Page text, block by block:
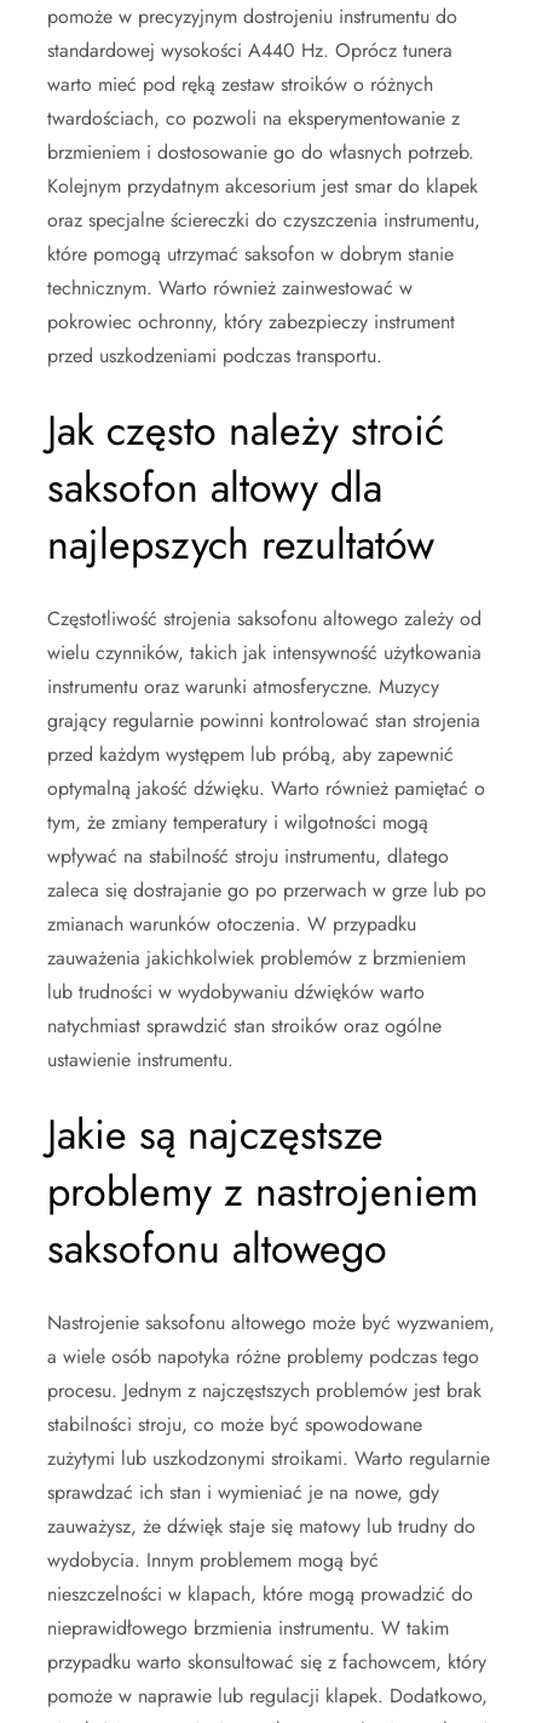
pomoże w precyzyjnym dostrojeniu instrumentu do
standardowej wysokości A440 Hz. Oprócz tunera
warto mieć pod ręką zestaw stroików o różnych
twardościach, co pozwoli na eksperymentowanie z
brzmieniem i dostosowanie go do własnych potrzeb.
Kolejnym przydatnym akcesorium jest smar do klapek
oraz specjalne ściereczki do czyszczenia instrumentu,
które pomogą utrzymać saksofon w dobrym stanie
technicznym. Warto również zainwestować w
pokrowiec ochronny, który zabezpieczy instrument
przed uszkodzeniami podczas transportu.
Jak często należy stroić
saksofon altowy dla
najlepszych rezultatów
Częstotliwość strojenia saksofonu altowego zależy od
wielu czynników, takich jak intensywność użytkowania
instrumentu oraz warunki atmosferyczne. Muzycy
grający regularnie powinni kontrolować stan strojenia
przed każdym występem lub próbą, aby zapewnić
optymalną jakość dźwięku. Warto również pamiętać o
tym, że zmiany temperatury i wilgotności mogą
wpływać na stabilność stroju instrumentu, dlatego
zaleca się dostrajanie go po przerwach w grze lub po
zmianach warunków otoczenia. W przypadku
zauważenia jakichkolwiek problemów z brzmieniem
lub trudności w wydobywaniu dźwięków warto
natychmiast sprawdzić stan stroików oraz ogólne
ustawienie instrumentu.
Jakie są najczęstsze
problemy z nastrojeniem
saksofonu altowego
Nastrojenie saksofonu altowego może być wyzwaniem,
a wiele osób napotyka różne problemy podczas tego
procesu. Jednym z najczęstszych problemów jest brak
stabilności stroju, co może być spowodowane
zużytymi lub uszkodzonymi stroikami. Warto regularnie
sprawdzać ich stan i wymieniać je na nowe, gdy
zauważysz, że dźwięk staje się matowy lub trudny do
wydobycia. Innym problemem mogą być
nieszczelności w klapach, które mogą prowadzić do
nieprawidłowego brzmienia instrumentu. W takim
przypadku warto skonsultować się z fachowcem, który
pomoże w naprawie lub regulacji klapek. Dodatkowo,